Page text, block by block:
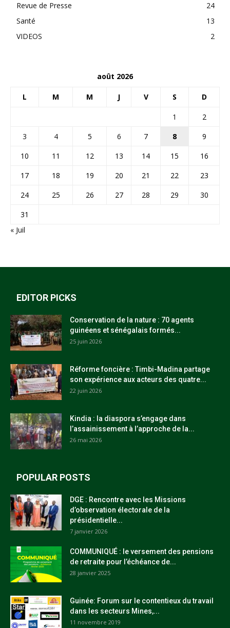
Revue de Presse
24
Santé
13
VIDEOS
2
août 2026
L M M J V S D
1
2
3
4 5 6 7 8
9
10
11 12 13 14 15
16
17
18 19 20 21 22
23
24
25 26 27 28 29
30
31
« Juil
EDITOR PICKS
Conservation de la nature : 70 agents
guinéens et sénégalais formés...
25 juin 2026
Réforme foncière : Timbi-Madina partage
son expérience aux acteurs des quatre...
22 juin 2026
Kindia : la diaspora s’engage dans
l’assainissement à l’approche de la...
26 mai 2026
POPULAR POSTS
DGE : Rencontre avec les Missions
d’observation électorale de la
présidentielle...
7 janvier 2026
COMMUNIQUÉ : le versement des pensions
de retraite pour l’échéance de...
28 janvier 2025
Guinée: Forum sur le contentieux du travail
dans les secteurs Mines,...
11 novembre 2019